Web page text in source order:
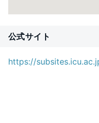
公式サイト
https://